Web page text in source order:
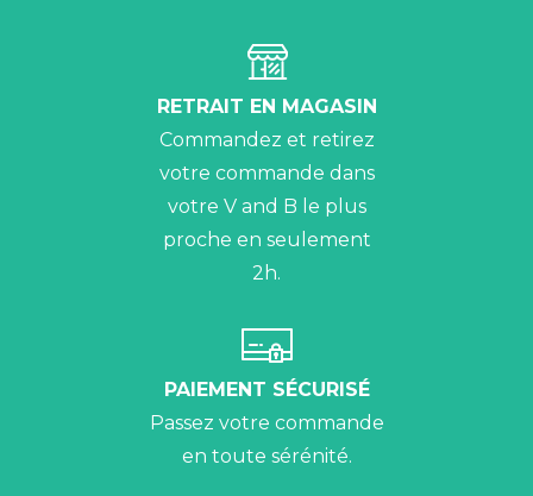
RETRAIT EN MAGASIN
Commandez et retirez
votre commande dans
votre V and B le plus
proche en seulement
2h.
PAIEMENT SÉCURISÉ
Passez votre commande
en toute sérénité.